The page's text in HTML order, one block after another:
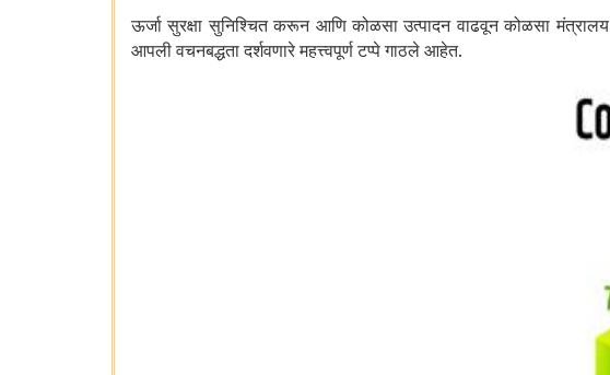
ऊर्जा सुरक्षा सुनिश्चित करून आणि कोळसा उत्पादन वाढवून कोळसा मंत्रालय
आपली वचनबद्धता दर्शवणारे महत्त्वपूर्ण टप्पे गाठले आहेत.